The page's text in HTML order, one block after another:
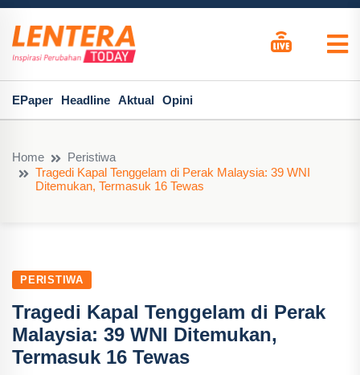
EPaper Headline Aktual Opini
Home
Peristiwa
Tragedi Kapal Tenggelam di Perak Malaysia: 39 WNI
Ditemukan, Termasuk 16 Tewas
PERISTIWA
Tragedi Kapal Tenggelam di Perak
Malaysia: 39 WNI Ditemukan,
Termasuk 16 Tewas